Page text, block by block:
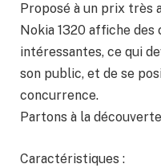
Proposé à un prix très
Nokia 1320 affiche
intéressantes, ce qui
son public, et de se
concurrence.
Partons à la
Caractéristiques :